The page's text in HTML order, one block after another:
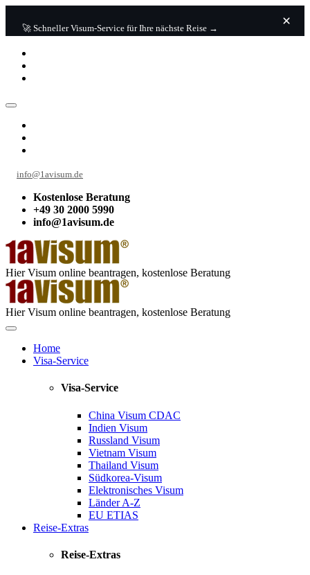
🚀 Schneller Visum-Service für Ihre nächste Reise →
info@1avisum.de
Kostenlose Beratung
+49 30 2000 5990
info@1avisum.de
Hier Visum online beantragen, kostenlose Beratung
Hier Visum online beantragen, kostenlose Beratung
Home
Visa-Service
Visa-Service
China Visum CDAC
Indien Visum
Russland Visum
Vietnam Visum
Thailand Visum
Südkorea-Visum
Elektronisches Visum
Länder A-Z
EU ETIAS
Reise-Extras
Reise-Extras